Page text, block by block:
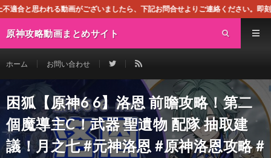
ございましたら、下記お問合せよりご連絡ください。即刻対処させて頂き
原神攻略動画まとめサイト
ホーム お問い合わせ
困狐【原神6 6】洛恩 前瞻攻略！第二
個魔導主C！武器 聖遺物 配隊 抽取建
議！月之七 #元神洛恩 #原神洛恩攻略 #